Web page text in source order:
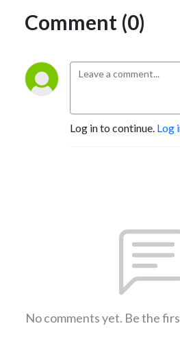
Comment (0)
Log in to continue. Log
No comments yet. Be the